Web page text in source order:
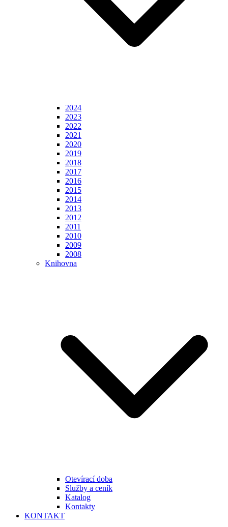
2024
2023
2022
2021
2020
2019
2018
2017
2016
2015
2014
2013
2012
2011
2010
2009
2008
Knihovna
Otevírací doba
Služby a ceník
Katalog
Kontakty
KONTAKT